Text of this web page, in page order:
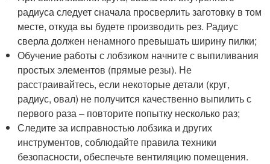
радиуса следует сначала просверлить заготовку в том
месте, откуда вы будете производить рез. Радиус
сверла должен ненамного превышать ширину пилки;
Обучение работы с лобзиком начните с выпиливания
простых элементов (прямые резы). Не
расстраивайтесь, если некоторые детали (круг,
радиус, овал) не получится качественно выпилить с
первого раза – повторите попытку несколько раз;
Следите за исправностью лобзика и других
инструментов, соблюдайте правила техники
безопасности, обеспечьте вентиляцию помещения.